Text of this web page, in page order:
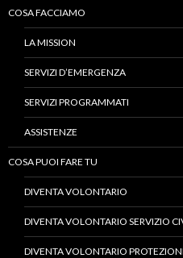
COSA FACCIAMO
LA MISSION
SERVIZI D’EMERGENZA
SERVIZI PROGRAMMATI
ASSISTENZE
COSA PUOI FARE TU
DIVENTA VOLONTARIO
DIVENTA VOLONTARIO SERVIZIO
DIVENTA VOLONTARIO